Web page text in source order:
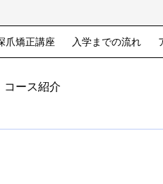
爪矯正講座 入学までの流れ
コース紹介